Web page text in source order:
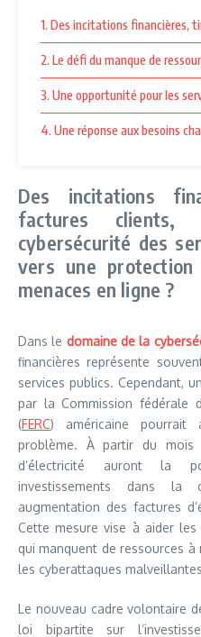
1. Des incitations financières,
2. Le défi du manque de
3. Une opportunité pour les
4. Une réponse aux besoins
Des incitations
factures
cybersécurité des
vers une
menaces en ligne ?
Dans le domaine de la
financières représente
services publics. Cependant,
par la Commission fédérale
(FERC) américaine
problème. À partir du mois
d’électricité auront la
investissements dans la
augmentation des factures
Cette mesure vise à aider
qui manquent de ressources
les cyberattaques
Le nouveau cadre volontaire
loi bipartite sur